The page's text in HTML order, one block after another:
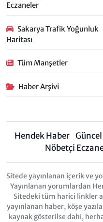
Eczaneler
Sakarya Trafik Yoğunluk
Haritası
Tüm Manşetler
Haber Arşivi
Hendek Haber
Nöbetçi
Sitede yayınlanan içerik ve
Yayınlanan yorumlardan
Sitedeki tüm harici linkler
yayınlanan haber, köşe
kaynak gösterilse dahi,